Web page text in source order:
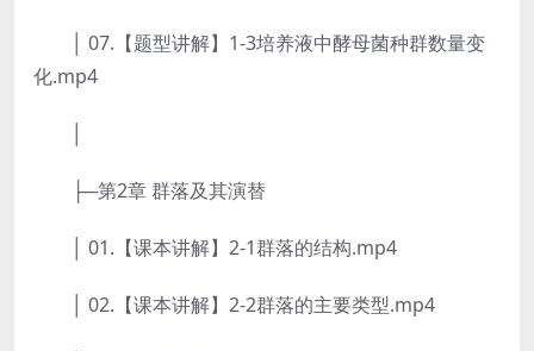
│ 07.【题型讲解】1-3培养液中酵母菌种群数量变
化.mp4
├─第2章 群落及其演替
│ 01.【课本讲解】2-1群落的结构.mp4
│ 02.【课本讲解】2-2群落的主要类型.mp4